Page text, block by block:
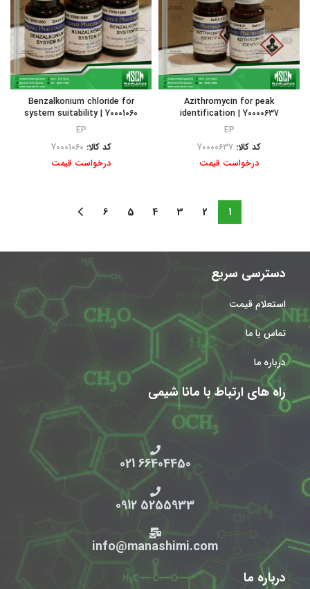
Azithromycin for peak
identification | Y0000637
EP
کد کالا: Y0000637
درخواست قیمت
Benzalkonium chloride for
system suitability | Y0001060
EP
کد کالا: Y0001060
درخواست قیمت
1
2
3
4
5
6
دسترسی سریع
استعلام قیمت
تماس با ما
درباره ما
راه های ارتباط با مانا شیمی
66404450 021
5255933 0912
info@manashimi.com
درباره ما